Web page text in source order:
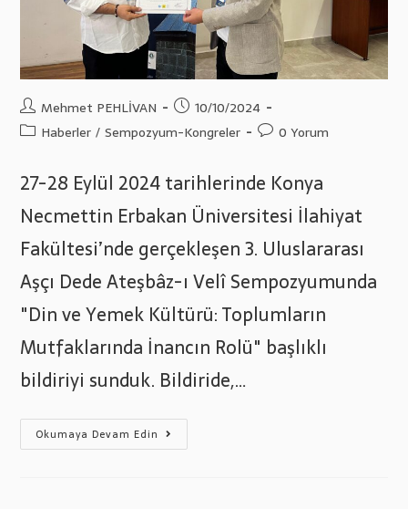
Post
author:
Mehmet PEHLİVAN
Post
published:
10/10/2024
PostHaberler / Sempozyum-Kongreler
Post0 Yorum
27-28 Eylül 2024 tarihlerinde Konya
Necmettin Erbakan Üniversitesi İlahiyat
Fakültesi’nde gerçekleşen 3. Uluslararası
Aşçı Dede Ateşbâz-ı Velî Sempozyumunda
"Din ve Yemek Kültürü: Toplumların
Mutfaklarında İnancın Rolü" başlıklı
bildiriyi sunduk. Bildiride,…
Okumaya Devam Edin Aşçı
Dede